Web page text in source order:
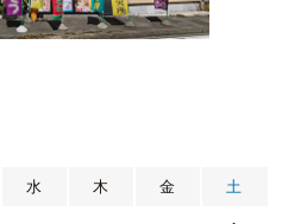
水 木 金 土